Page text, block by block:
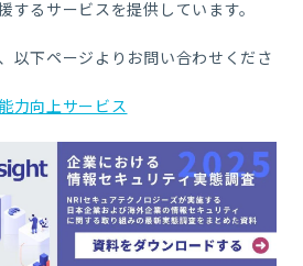
するサービスを提供しています。
以下ページよりお問い合わせくださ
力向上サービス